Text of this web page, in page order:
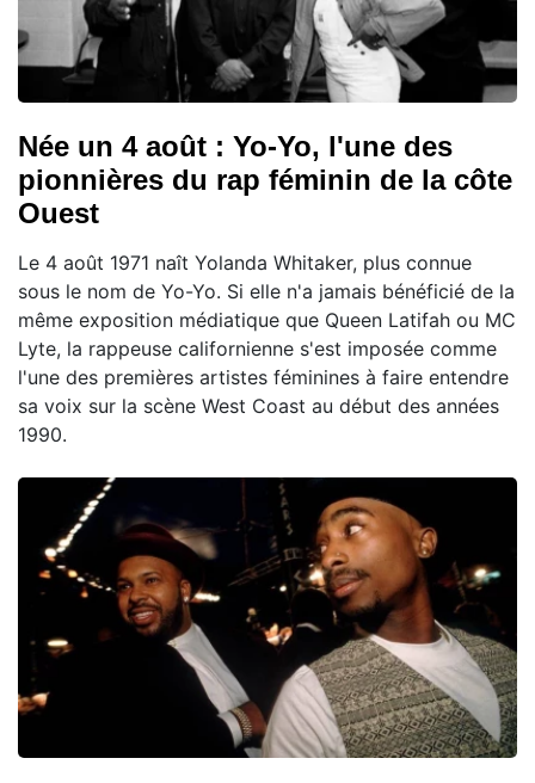
Née un 4 août : Yo-Yo, l'une des
pionnières du rap féminin de la côte
Ouest
Le 4 août 1971 naît Yolanda Whitaker, plus connue
sous le nom de Yo-Yo. Si elle n'a jamais bénéficié de la
même exposition médiatique que Queen Latifah ou MC
Lyte, la rappeuse californienne s'est imposée comme
l'une des premières artistes féminines à faire entendre
sa voix sur la scène West Coast au début des années
1990.